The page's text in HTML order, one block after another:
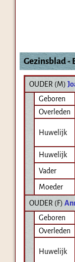
Gezinsblad -
OUDER (M)
Geboren
Overleden
Huwelijk
Huwelijk
Vader
Moeder
OUDER (F)
Geboren
Overleden
Huwelijk